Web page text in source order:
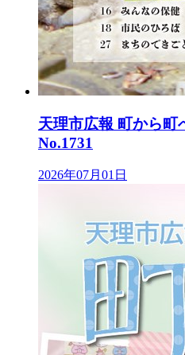
天理市広報 町から
No.1731
2026年07月01日